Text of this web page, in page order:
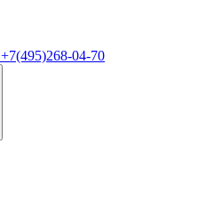
+7(495)268-04-70